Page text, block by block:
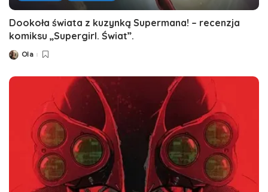
Dookoła świata z kuzynką Supermana! – recenzja
komiksu „Supergirl. Świat”.
Posted
Ola